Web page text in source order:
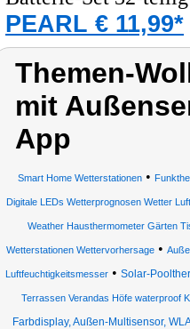
PEARL € 11,99*
Themen-
mit
App
Smart Home Wetterstationen•
Digitale LEDs Wetterprognosen Wetter
Weather Hausthermometer Gärten
Wetterstationen Wettervorhersage•
Luftfeuchtigkeitsmesser • Solar-
Terrassen Verandas Höfe waterproof
Farbdisplay, Außen-Multisensor,